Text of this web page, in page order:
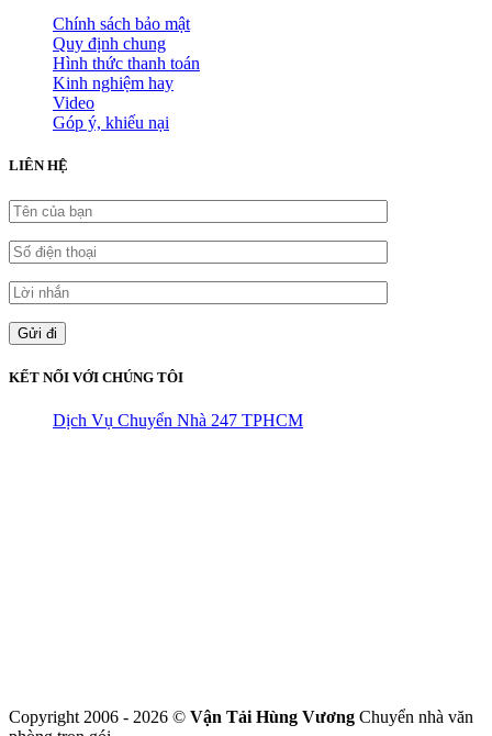
Chính sách bảo mật
Quy định chung
Hình thức thanh toán
Kinh nghiệm hay
Video
Góp ý, khiếu nại
LIÊN HỆ
KẾT NỐI VỚI CHÚNG TÔI
Dịch Vụ Chuyển Nhà 247 TPHCM
Copyright 2006 - 2026 © Vận Tải Hùng Vương Chuyển nhà văn